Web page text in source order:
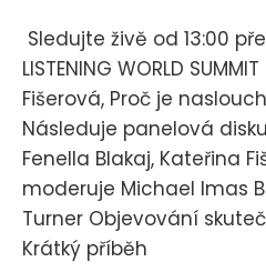
Sledujte živě od 13:00
LISTENING WORLD
Fišerová, Proč je
Následuje panelová
Fenella Blakaj, Kateřina
moderuje Michael Imas
Turner Objevování
Krátký příběh